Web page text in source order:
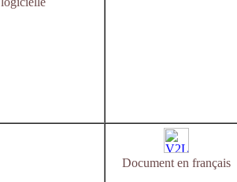
Document en français